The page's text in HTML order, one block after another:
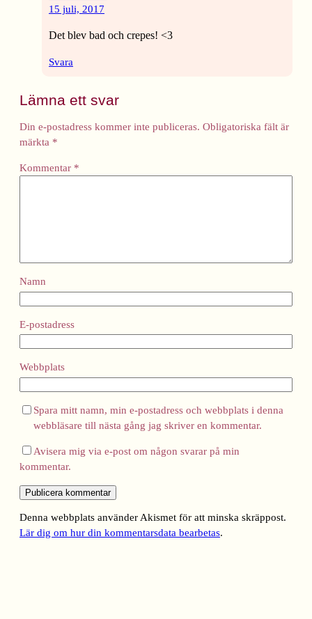
15 juli, 2017
Det blev bad och crepes! <3
Svara
Lämna ett svar
Din e-postadress kommer inte publiceras. Obligatoriska fält är
märkta *
Kommentar *
Namn
E-postadress
Webbplats
Spara mitt namn, min e-postadress och webbplats i denna
webbläsare till nästa gång jag skriver en kommentar.
Avisera mig via e-post om någon svarar på min
kommentar.
Denna webbplats använder Akismet för att minska skräppost.
Lär dig om hur din kommentarsdata bearbetas.